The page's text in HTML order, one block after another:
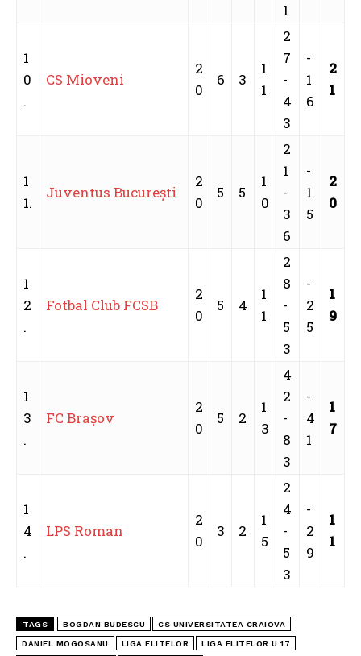
1
1
0
.
CS Mioveni
2
0
6 3
1
1
2
7
-
4
3
-
1
6
2
1
1
1.
Juventus Bucureşti
2
0
5 5
1
0
2
1
-
3
6
-
1
5
2
0
1
2
.
Fotbal Club FCSB
2
0
5 4
1
1
2
8
-
5
3
-
2
5
1
9
1
3
.
FC Braşov
2
0
5 2
1
3
4
2
-
8
3
-
4
1
1
7
1
4
.
LPS Roman
2
0
3 2
1
5
2
4
-
5
3
-
2
9
1
1
TAGS BOGDAN BUDESCU CS UNIVERSITATEA CRAIOVA
DANIEL MOGOSANU LIGA ELITELOR LIGA ELITELOR U 17